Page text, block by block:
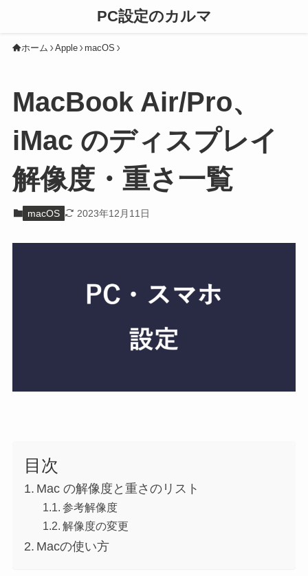
PC設定のカルマ
ホーム Apple macOS
MacBook Air/Pro、
iMac のディスプレイ
解像度・重さ一覧
macOS 2023年12月11日
目次
Mac の解像度と重さのリスト
参考解像度
解像度の変更
Macの使い方